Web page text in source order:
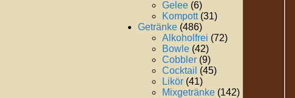
Gelee (6)
Kompott(31)
Getränke (486)
Alkoholfrei (72)
Bowle (42)
Cobbler (9)
Cocktail (45)
Likör (41)
Mixgetränke (142)